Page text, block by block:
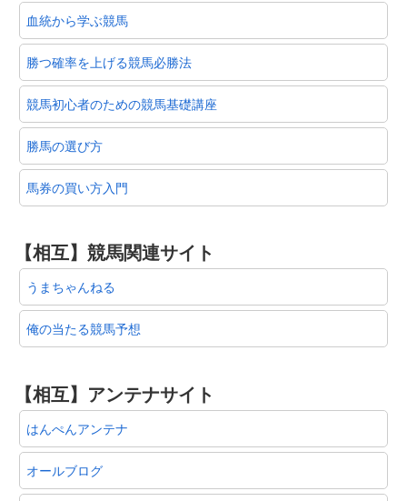
血統から学ぶ競馬
勝つ確率を上げる競馬必勝法
競馬初心者のための競馬基礎講座
勝馬の選び方
馬券の買い方入門
【相互】競馬関連サイト
うまちゃんねる
俺の当たる競馬予想
【相互】アンテナサイト
はんぺんアンテナ
オールブログ